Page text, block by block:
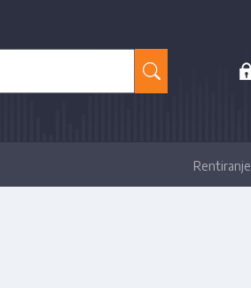
Rentiranje